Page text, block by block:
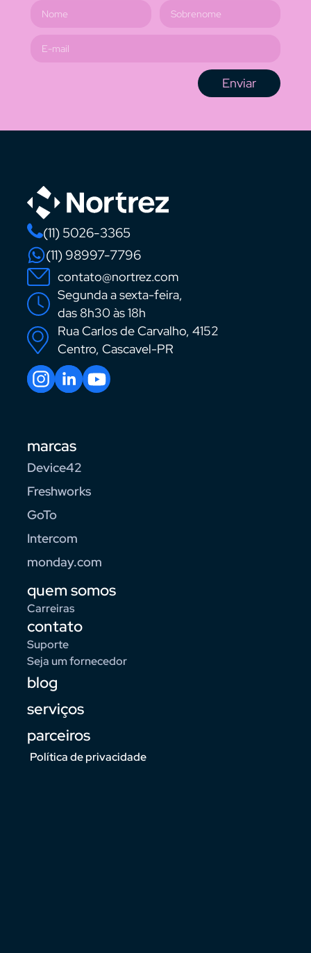
Enviar
(11) 5026-3365
(11) 98997-7796
contato@nortrez.com
Segunda a sexta-feira,
das 8h30 às 18h
Rua Carlos de Carvalho, 4152
Centro, Cascavel-PR
marcas
Device42
Freshworks
GoTo
Intercom
monday.com
quem somos
Carreiras
contato
Suporte
Seja um fornecedor
blog
serviços
parceiros
Política de privacidade